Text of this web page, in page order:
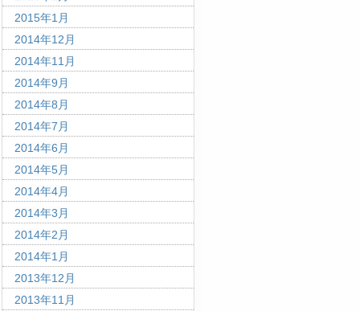
2015年1月
2014年12月
2014年11月
2014年9月
2014年8月
2014年7月
2014年6月
2014年5月
2014年4月
2014年3月
2014年2月
2014年1月
2013年12月
2013年11月